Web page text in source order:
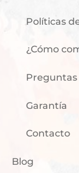
Políticas
¿Cómo
Garantía
Contacto
Blog